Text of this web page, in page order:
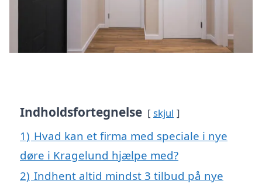
Indholdsfortegnelse skjul
1) Hvad kan et firma med speciale i nye
døre i Kragelund hjælpe med?
2) Indhent altid mindst 3 tilbud på nye